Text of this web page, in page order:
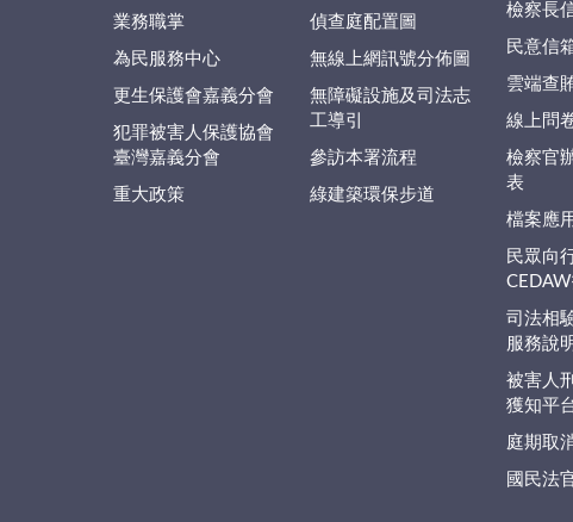
業務職掌
為民服務中心
更生保護會嘉義分會
犯罪被害人保護協會
臺灣嘉義分會
重大政策
偵查庭配置圖
無線上網訊號分佈圖
無障礙設施及司法志
工導引
參訪本署流程
綠建築環保步道
檢察長
民意信
雲端查
線上問
檢察官
表
檔案應
民眾向
司法相
服務說
被害人
獲知平
庭期取
國民法